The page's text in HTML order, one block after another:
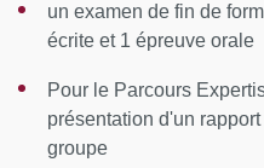
Calendrier: novembre à mai
Rythme :1 semaine par
midi
un examen de fin de
écrite et 1 épreuve orale
Pour le Parcours
présentation d'un
groupe